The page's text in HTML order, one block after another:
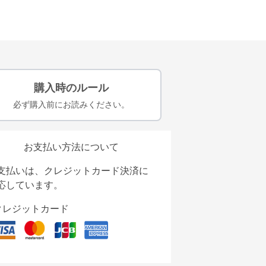
購入時のルール
必ず購入前にお読みください。
お支払い方法について
払いは、クレジットカード決済に
しています。
レジットカード